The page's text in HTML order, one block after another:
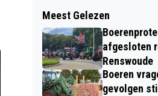
Meest Gelezen
afgesloten
Renswoude
Boeren
gevolgen